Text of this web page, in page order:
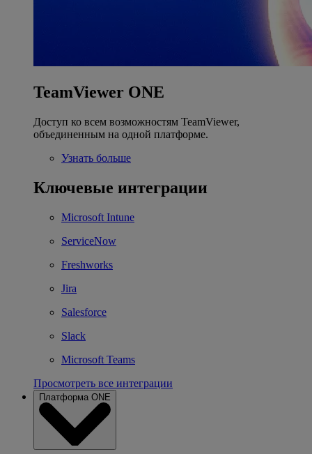
TeamViewer ONE
Доступ ко всем возможностям TeamViewer,
объединенным на одной платформе.
Узнать больше
Ключевые интеграции
Microsoft Intune
ServiceNow
Freshworks
Jira
Salesforce
Slack
Microsoft Teams
Просмотреть все интеграции
Платформа ONE